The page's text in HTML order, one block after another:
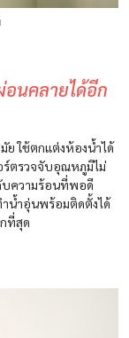
อนคลายได้อีก
ใช้ตกแต่งห้องน้ำได้
ร์ตรวจจับอุณหภูมิไม่
บความร้อนที่พอดี
ำน้ำอุ่นพร้อมติดตั้งได้
ที่สุด